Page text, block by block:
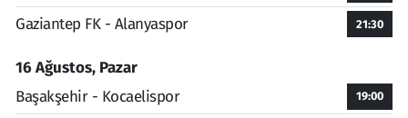
Gaziantep FK - Alanyaspor 21:30
16 Ağustos, Pazar
Başakşehir - Kocaelispor
19:00